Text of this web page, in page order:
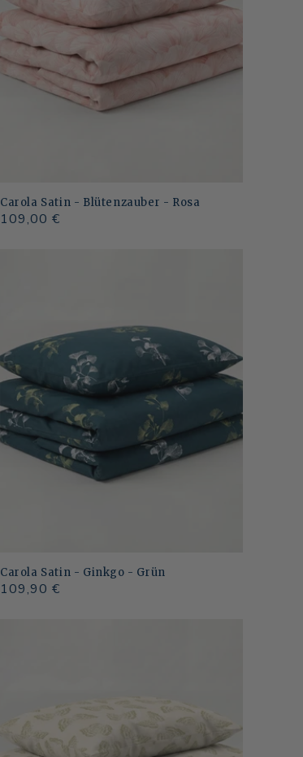
Carola Satin - Blütenzauber - Rosa
Normaler
109,00 €
Carola Satin - Ginkgo - Grün
Normaler
109,90 €